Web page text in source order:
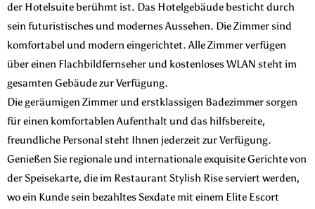
der Hotelsuite berühmt ist. Das Hotelgebäude besticht durch
sein futuristisches und modernes Aussehen. Die Zimmer sind
komfortabel und modern eingerichtet. Alle Zimmer verfügen
über einen Flachbildfernseher und kostenloses WLAN steht im
gesamten Gebäude zur Verfügung.
Die geräumigen Zimmer und erstklassigen Badezimmer sorgen
für einen komfortablen Aufenthalt und das hilfsbereite,
freundliche Personal steht Ihnen jederzeit zur Verfügung.
Genießen Sie regionale und internationale exquisite Gerichte von
der Speisekarte, die im Restaurant Stylish Rise serviert werden,
wo ein Kunde sein bezahltes Sexdate mit einem Elite Escort